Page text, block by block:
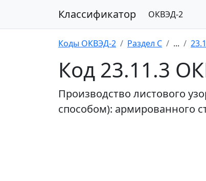
Классификатор ОКВЭД-2
Коды ОКВЭД-2 Раздел C ...
Код 23.11.3
Производство листового
способом): армированного